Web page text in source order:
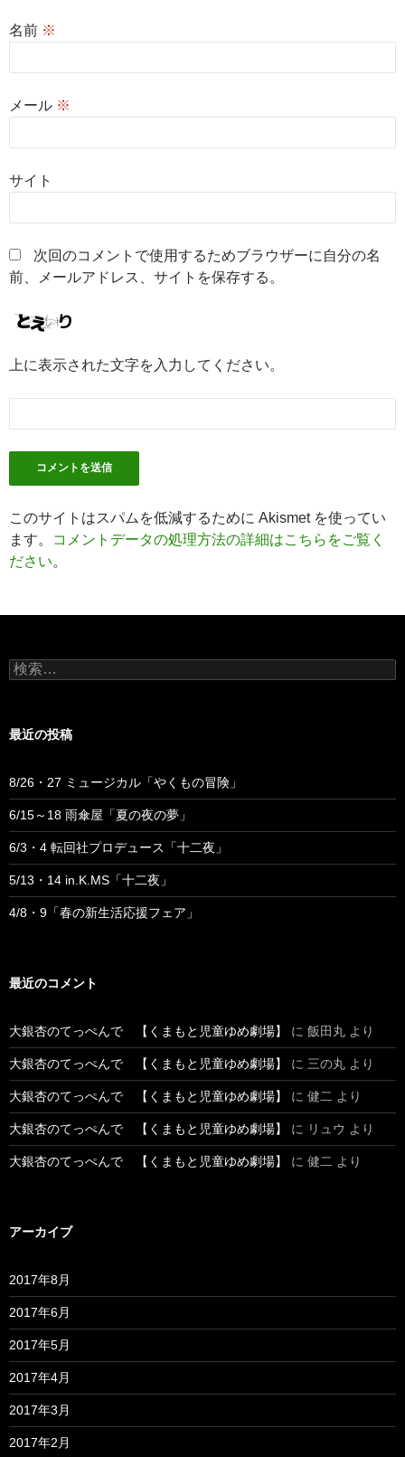
名前 ※
メール ※
サイト
次回のコメントで使用するためブラウザーに自分の名
前、メールアドレス、サイトを保存する。
上に表示された文字を入力してください。
このサイトはスパムを低減するために Akismet を使ってい
ます。
コメントデータの処理方法の詳細はこちらをご覧く
ださい。
検
索:
最近の投稿
8/26・27 ミュージカル「やくもの冒険」
6/15～18 雨傘屋「夏の夜の夢」
6/3・4 転回社プロデュース「十二夜」
5/13・14 in.K.MS「十二夜」
4/8・9「春の新生活応援フェア」
最近のコメント
大銀杏のてっぺんで 【くまもと児童ゆめ劇場】 に 飯田丸 より
大銀杏のてっぺんで 【くまもと児童ゆめ劇場】 に 三の丸 より
大銀杏のてっぺんで 【くまもと児童ゆめ劇場】 に 健二 より
大銀杏のてっぺんで 【くまもと児童ゆめ劇場】 に リュウ より
大銀杏のてっぺんで 【くまもと児童ゆめ劇場】 に 健二 より
アーカイブ
2017年8月
2017年6月
2017年5月
2017年4月
2017年3月
2017年2月